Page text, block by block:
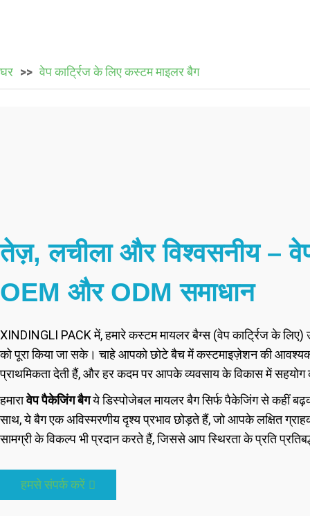
घर वेप कार्ट्रिज के लिए कस्टम माइलर बैग
तेज़, लचीला और विश्वसनीय –
OEM और ODM समाधान
XINDINGLI PACK में, हमारे कस्टम मायलर बैग्स (वेप कार्ट्रिज के
को पूरा किया जा सके। चाहे आपको छोटे बैच में कस्टमाइज़ेशन की
प्राथमिकता देती हैं, और हर कदम पर आपके व्यवसाय के विकास में सहयोग
हमारावेप पैकेजिंग बैगये डिस्पोजेबल मायलर बैग सिर्फ पैकेजिंग से कहीं
साथ, ये बैग एक अविस्मरणीय दृश्य प्रभाव छोड़ते हैं, जो आपके लक्षित
सामग्री के विकल्प भी प्रदान करते हैं, जिससे आप स्थिरता के प्रति
हमसे संपर्क करें